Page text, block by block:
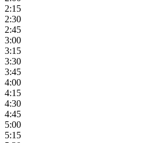
2:15
2:30
2:45
3:00
3:15
3:30
3:45
4:00
4:15
4:30
4:45
5:00
5:15